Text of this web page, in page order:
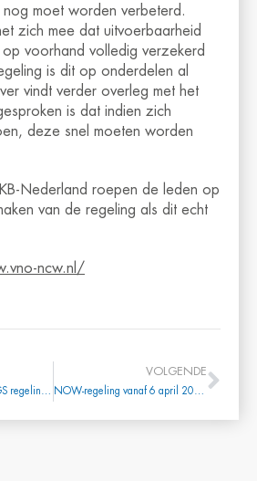
nog moet worden verbeterd.
zich mee dat uitvoerbaarheid
voorhand volledig verzekerd
is dit op onderdelen al
vindt verder overleg met het
is dat indien zich
deze snel moeten worden
Nederland roepen de leden op
van de regeling als dit echt
ncw.nl/
VOLGENDE